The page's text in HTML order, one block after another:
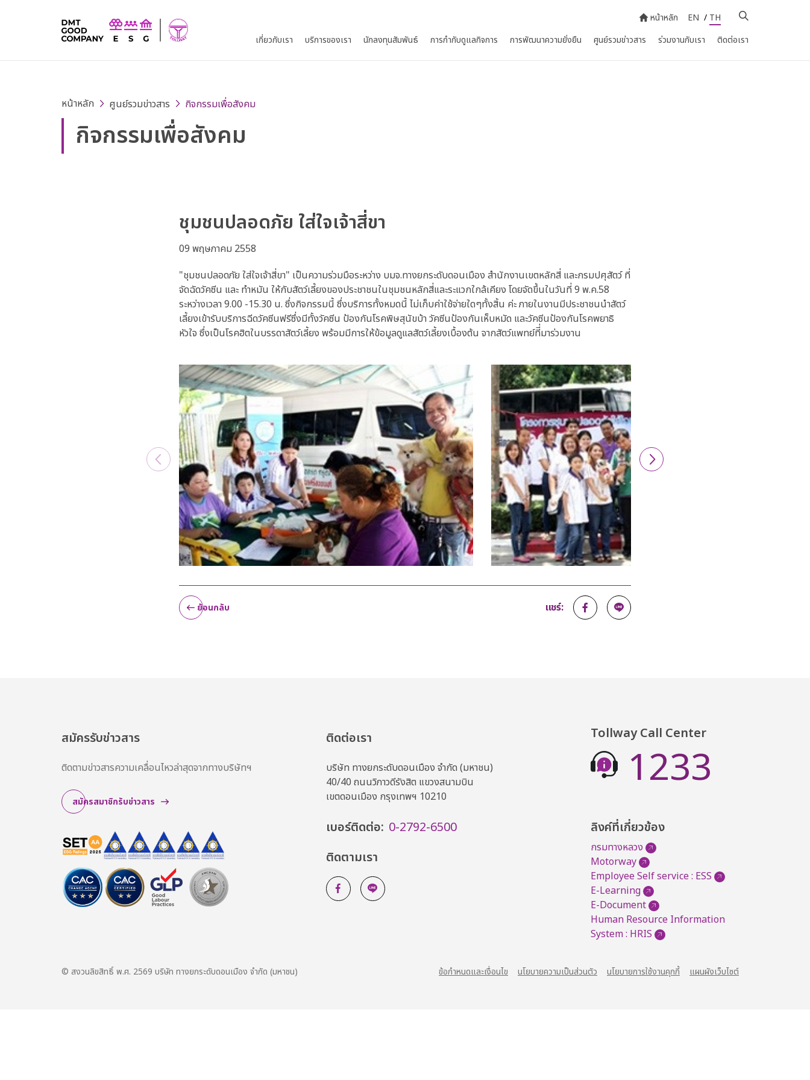
หน้าหลัก EN / TH
เกี่ยวกับเรา
บริการของเรา นักลงทุนสัมพันธ์ การกำกับดูแลกิจการ การพัฒนาความยั่งยืน ศูนย์รวมข่าวสาร ร่วมงานกับเรา ติดต่อเรา
หน้าหลัก ศูนย์รวมข่าวสาร กิจกรรมเพื่อสังคม
กิจกรรมเพื่อสังคม
ชุมชนปลอดภัย ใส่ใจเจ้าสี่ขา
09 พฤษภาคม 2558
"ชุมชนปลอดภัย ใส่ใจเจ้าสี่ขา" เป็นความร่วมมือระหว่าง บมจ.ทางยกระดับดอนเมือง สำนักงานเขตหลักสี่ และกรมปศุสัตว์ ที่
จัดฉัดวัคซีน และ ทำหมัน ให้กับสัตว์เลี้ยงของประชาชนในชุมชนหลักสี่และระแวกใกล้เคียง โดยจัดขึ้นในวันที่ 9 พ.ค.58
ระหว่างเวลา 9.00 -15.30 น. ซึ่งกิจกรรมนี้ ซึ่งบริการทั้งหมดนี้ ไม่เก็บค่าใช้จ่ายใดๆทั้งสิ้น ค่ะ ภายในงานมีประชาชนนำสัตว์
เลี้ยงเข้ารับบริการฉีดวัคซีนฟรีซึ่งมีทั้งวัคซีน ป้องกันโรคพิษสุนัขบ้า วัคซีนป้องกันเห็บหมัด และวัคซีนป้องกันโรคพยาธิ
หัวใจ ซึ่งเป็นโรคฮิตในบรรดาสัตว์เลี้ยง พร้อมมีการให้ข้อมูลดูแลสัตว์เลี้ยงเบื้องต้น จากสัตว์แพทย์ทีี่มาร่วมงาน
แชร์:
ย้อนกลับ
สมัครรับข่าวสาร
ติดตามข่าวสารความเคลื่อนไหวล่าสุดจากทางบริษัทฯ
สมัครสมาชิกรับข่าวสาร
ติดต่อเรา
บริษัท ทางยกระดับดอนเมือง จำกัด (มหาชน)
40/40 ถนนวิภาวดีรังสิต แขวงสนามบิน
เขตดอนเมือง กรุงเทพฯ 10210
เบอร์ติดต่อ: 0-2792-6500
ติดตามเรา
Tollway Call Center
1233
ลิงค์ที่เกี่ยวข้อง
กรมทางหลวง
Motorway
Employee Self service : ESS
E-Learning
E-Document
Human Resource Information
System : HRIS
© สงวนลิขสิทธิ์ พ.ศ. 2569 บริษัท ทางยกระดับดอนเมือง จำกัด (มหาชน) ข้อกำหนดและเงื่อนไข นโยบายความเป็นส่วนตัว นโยบายการใช้งานคุกกี้ แผนผังเว็บไซต์